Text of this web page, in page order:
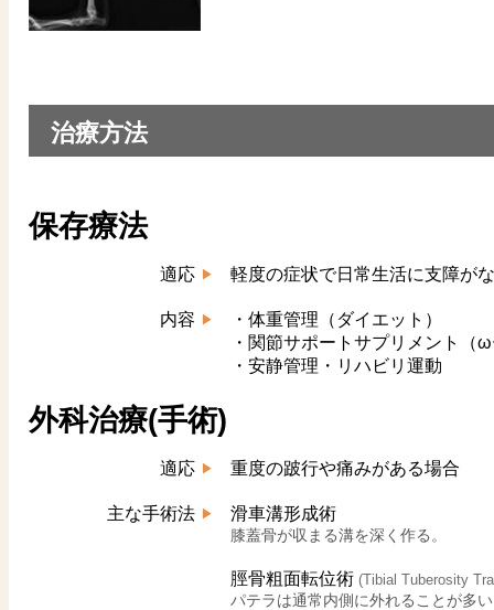
治療方法
保存療法
適応 軽度の症状で日常生活に支障が
内容
・体重管理（ダイエット）
・関節サポートサプリメント（
・安静管理・リハビリ運動
外科治療(手術)
適応 重度の跛行や痛みがある場合
主な手術法 滑車溝形成術
膝蓋骨が収まる溝を深く作る。
脛骨粗面転位術(Tibial Tuberosity
パテラは通常内側に外れることが多